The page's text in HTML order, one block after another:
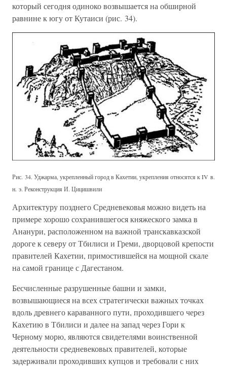
который сегодня одиноко возвышается на обширной
равнине к югу от Кутаиси (рис. 34).
Рис. 34. Уджарма, укрепленный город в Кахетии, укрепления относятся к IV в.
н. э. Реконструкция И. Цицишвили
Архитектуру позднего Средневековья можно видеть на
примере хорошо сохранившегося княжеского замка в
Ананури, расположенном на важной транскавказской
дороге к северу от Тбилиси и Греми, дворцовой крепости
правителей Кахетии, примостившейся на мощной скале
на самой границе с Дагестаном.
Бесчисленные разрушенные башни и замки,
возвышающиеся на всех стратегически важных точках
вдоль древнего караванного пути, проходившего через
Кахетию в Тбилиси и далее на запад через Гори к
Черному морю, являются свидетелями воинственной
деятельности средневековых правителей, которые
задерживали проходивших купцов и требовали с них